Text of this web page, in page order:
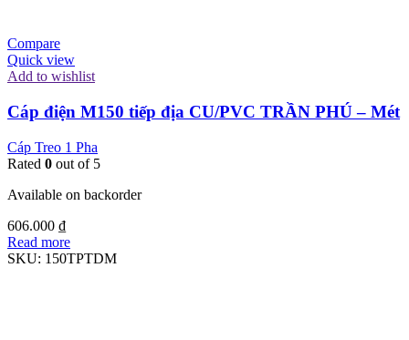
Compare
Quick view
Add to wishlist
Cáp điện M150 tiếp địa CU/PVC TRẦN PHÚ – Mét
Cáp Treo 1 Pha
Rated 0 out of 5
Available on backorder
606.000 ₫
Read more
SKU: 150TPTDM